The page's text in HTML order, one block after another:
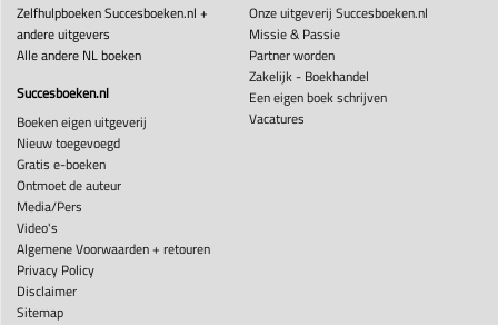
Zelfhulpboeken Succesboeken.nl +
andere uitgevers
Alle andere NL boeken
Succesboeken.nl
Boeken eigen uitgeverij
Nieuw toegevoegd
Gratis e-boeken
Ontmoet de auteur
Media/Pers
Video's
Algemene Voorwaarden + retouren
Privacy Policy
Disclaimer
Sitemap
Onze uitgeverij Succesboeken.nl
Missie & Passie
Partner worden
Zakelijk - Boekhandel
Een eigen boek schrijven
Vacatures